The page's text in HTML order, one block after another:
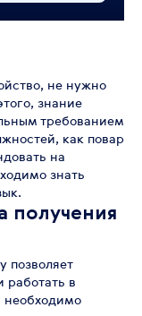
не нужно
знание
требованием
как повар
на
знать
получения
позволяет
в
необходимо